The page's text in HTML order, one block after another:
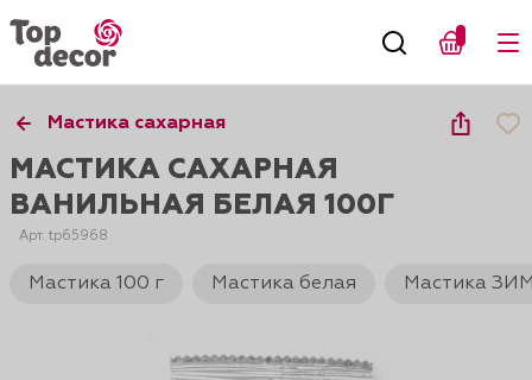
Мастика сахарная
МАСТИКА САХАРНАЯ
ВАНИЛЬНАЯ БЕЛАЯ 100Г
Арт. tp65968
Мастика 100 г Мастика белая Мастика